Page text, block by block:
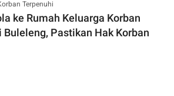
ke Rumah Keluarga Korban
Buleleng, Pastikan Hak Korban